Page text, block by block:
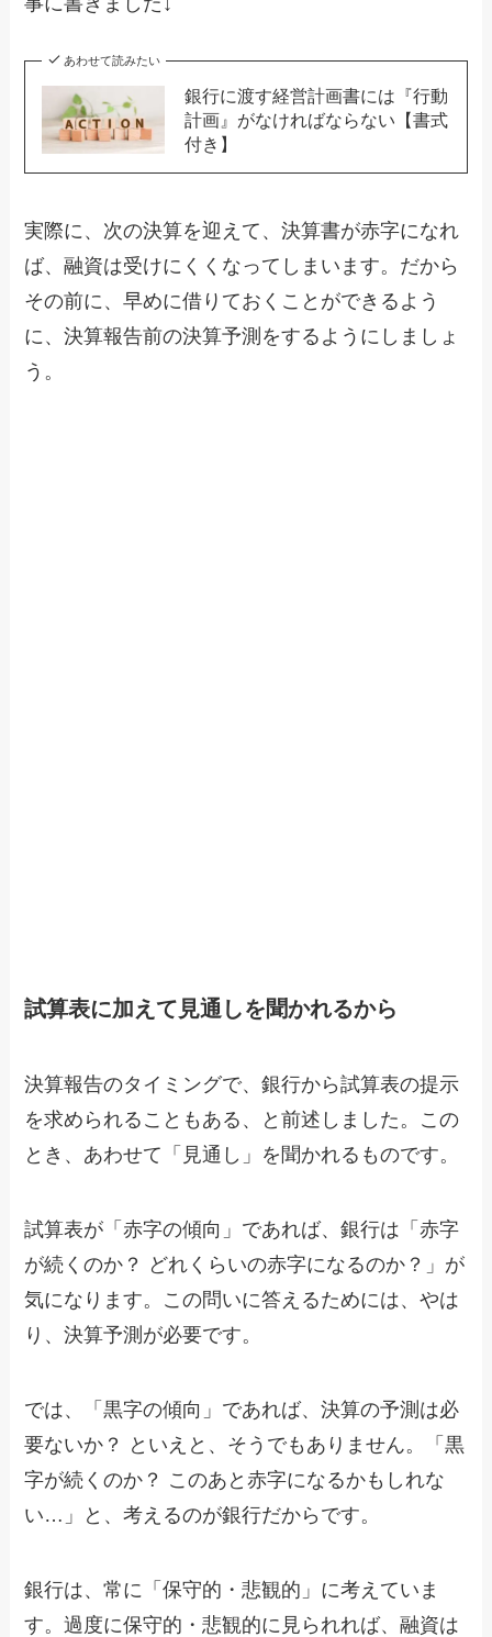
あわせて読みたい
銀行に渡す経営計画書には『行動
計画』がなければならない【書式
付き】
実際に、次の決算を迎えて、決算書が赤字になれ
ば、融資は受けにくくなってしまいます。だから
その前に、早めに借りておくことができるよう
に、決算報告前の決算予測をするようにしましょ
う。
試算表に加えて見通しを聞かれるから
決算報告のタイミングで、銀行から試算表の提示
を求められることもある、と前述しました。この
とき、あわせて「見通し」を聞かれるものです。
試算表が「赤字の傾向」であれば、銀行は「赤字
が続くのか？ どれくらいの赤字になるのか？」が
気になります。この問いに答えるためには、やは
り、決算予測が必要です。
では、「黒字の傾向」であれば、決算の予測は必
要ないか？ といえと、そうでもありません。「黒
字が続くのか？ このあと赤字になるかもしれな
い…」と、考えるのが銀行だからです。
銀行は、常に「保守的・悲観的」に考えていま
す。過度に保守的・悲観的に見られれば、融資は